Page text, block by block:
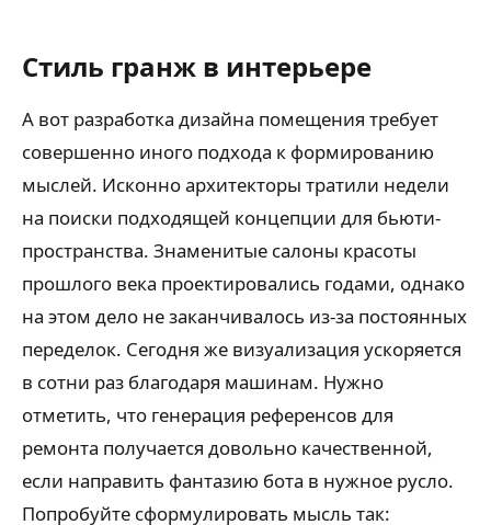
Стиль гранж в интерьере
А вот разработка дизайна помещения требует
совершенно иного подхода к формированию
мыслей. Исконно архитекторы тратили недели
на поиски подходящей концепции для бьюти-
пространства. Знаменитые салоны красоты
прошлого века проектировались годами, однако
на этом дело не заканчивалось из-за постоянных
переделок. Сегодня же визуализация ускоряется
в сотни раз благодаря машинам. Нужно
отметить, что генерация референсов для
ремонта получается довольно качественной,
если направить фантазию бота в нужное русло.
Попробуйте сформулировать мысль так: